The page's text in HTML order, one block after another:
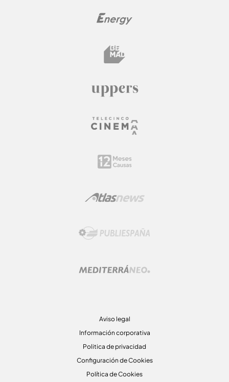
Aviso legal
Información corporativa
Politica de privacidad
Configuración de Cookies
Política de Cookies